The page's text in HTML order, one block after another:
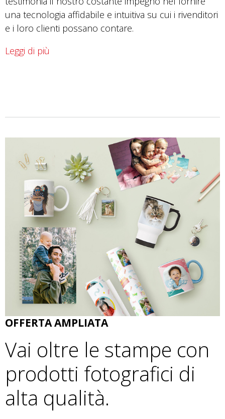
una tecnologia affidabile e intuitiva su cui i rivenditori
e i loro clienti possano contare.
Leggi di più
OFFERTA AMPLIATA
Vai oltre le stampe con
prodotti fotografici di
alta qualità.